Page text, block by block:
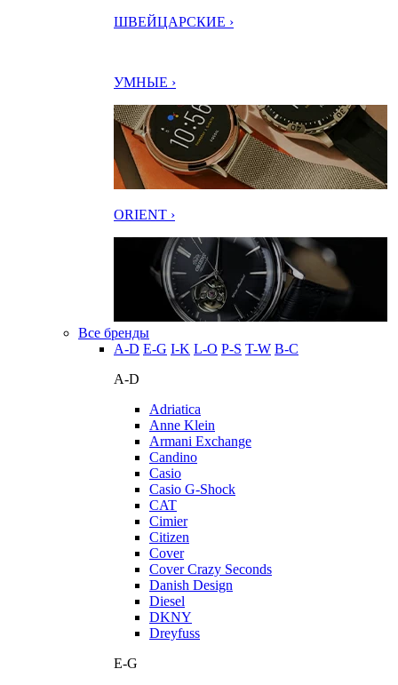
ШВЕЙЦАРСКИЕ ›
УМНЫЕ ›
ORIENT ›
Все бренды
A-D E-G I-K L-O P-S T-W В-С
A-D
Adriatica
Anne Klein
Armani Exchange
Candino
Casio
Casio G-Shock
CAT
Cimier
Citizen
Cover
Cover Crazy Seconds
Danish Design
Diesel
DKNY
Dreyfuss
E-G